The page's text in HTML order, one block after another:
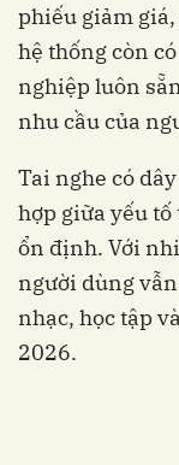
phiếu giảm
hệ thống còn
nghiệp luôn
nhu cầu của
Tai nghe có
hợp giữa yếu
ổn định. Với
người dùng
nhạc, học tập
2026.